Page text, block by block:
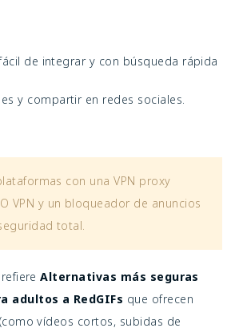
de integrar y con búsqueda rápida
y compartir en redes sociales.
con una VPN proxy
VPN y un bloqueador de anuncios
total.
Alternativas más seguras
adultos a RedGIFs que ofrecen
vídeos cortos, subidas de